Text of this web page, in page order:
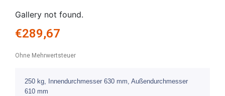
Gallery not found.
€289,67
Ohne Mehrwertsteuer
250 kg, Innendurchmesser 630 mm, Außendurchmesser
610 mm